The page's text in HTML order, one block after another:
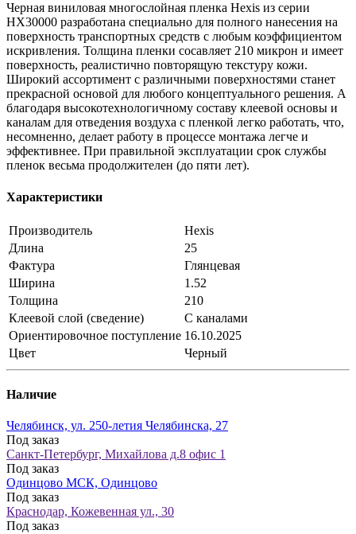
Черная виниловая многослойная пленка Hexis из серии
НХ30000 разработана специально для полного нанесения на
поверхность транспортных средств с любым коэффициентом
искривления. Толщина пленки сосавляет 210 микрон и имеет
поверхность, реалистично повторящую текстуру кожи.
Широкий ассортимент с различными поверхностями станет
прекрасной основой для любого концептуального решения. А
благодаря высокотехнологичному составу клеевой основы и
каналам для отведения воздуха с пленкой легко работать, что,
несомненно, делает работу в процессе монтажа легче и
эффективнее. При правильной эксплуатации срок службы
пленок весьма продолжителен (до пяти лет).
Характеристики
Производитель
Hexis
Длина
25
Фактура
Глянцевая
Ширина
1.52
Толщина
210
Клеевой слой (сведение)
С каналами
Ориентировочное поступление 16.10.2025
Цвет
Черный
Наличие
Челябинск, ул. 250-летия Челябинска, 27
Под заказ
Санкт-Петербург, Михайлова д.8 офис 1
Под заказ
Одинцово МСК, Одинцово
Под заказ
Краснодар, Кожевенная ул., 30
Под заказ